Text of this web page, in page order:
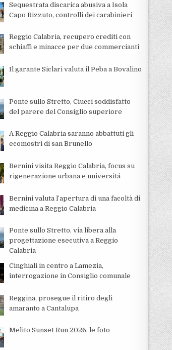
Sequestrata discarica abusiva a Isola
Capo Rizzuto, controlli dei carabinieri
Reggio Calabria, recupero crediti con
schiaffi e minacce per due commercianti
Il garante Siclari valuta il Peba a Bovalino
Ponte sullo Stretto, Ciucci soddisfatto
del parere del Consiglio superiore
A Reggio Calabria saranno abbattuti gli
ecomostri di san Brunello
Bernini visita Reggio Calabria, focus su
rigenerazione urbana e universitá
Bernini valuta l’apertura di una facoltà di
medicina a Reggio Calabria
Ponte sullo Stretto, via libera alla
progettazione esecutiva a Reggio
Calabria
Cinghiali in centro a Lamezia,
interrogazione in Consiglio comunale
Reggina, prosegue il ritiro degli
amaranto a Cantalupa
Melito Sunset Run 2026, le foto